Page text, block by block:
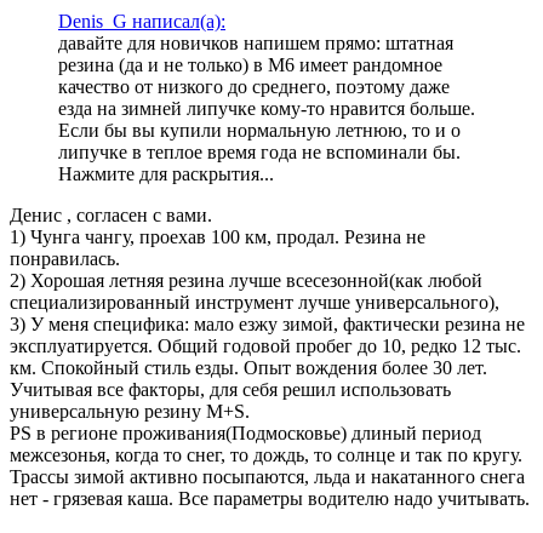
Denis_G написал(а):
давайте для новичков напишем прямо: штатная
резина (да и не только) в М6 имеет рандомное
качество от низкого до среднего, поэтому даже
езда на зимней липучке кому-то нравится больше.
Если бы вы купили нормальную летнюю, то и о
липучке в теплое время года не вспоминали бы.
Нажмите для раскрытия...
Денис , согласен с вами.
1) Чунга чангу, проехав 100 км, продал. Резина не
понравилась.
2) Хорошая летняя резина лучше всесезонной(как любой
специализированный инструмент лучше универсального),
3) У меня специфика: мало езжу зимой, фактически резина не
эксплуатируется. Общий годовой пробег до 10, редко 12 тыс.
км. Спокойный стиль езды. Опыт вождения более 30 лет.
Учитывая все факторы, для себя решил использовать
универсальную резину M+S.
PS в регионе проживания(Подмосковье) длиный период
межсезонья, когда то снег, то дождь, то солнце и так по кругу.
Трассы зимой активно посыпаются, льда и накатанного снега
нет - грязевая каша. Все параметры водителю надо учитывать.